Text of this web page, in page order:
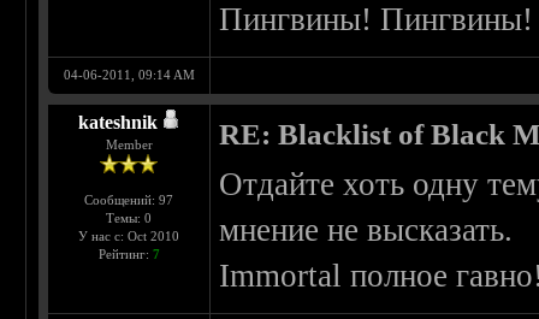
Пингвины!
04-06-2011, 09:14 AM
kateshnik
Member
Сообщений: 97
Темы: 0
У нас с: Oct 2010
Рейтинг: 7
RE: Blacklist of Black
Отдайте хоть одну
мнение не высказать.
Immortal полное